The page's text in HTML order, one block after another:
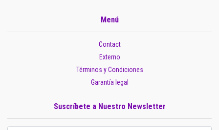
Menú
Contact
Externo
Términos y Condiciones
Garantía legal
Suscríbete a Nuestro Newsletter